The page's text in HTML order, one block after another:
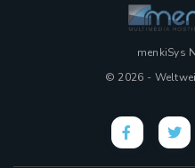
menkiSys
© 2026 -